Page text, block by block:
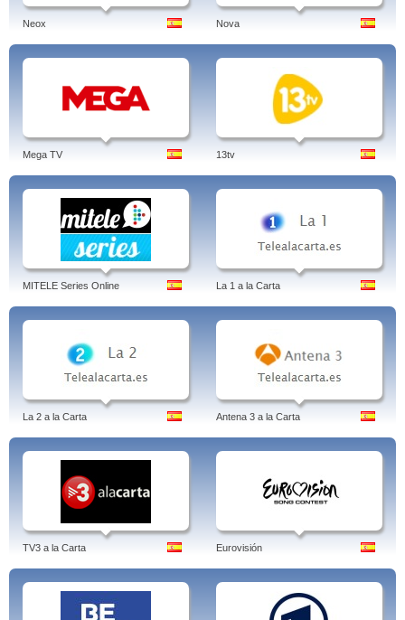
Neox Nova
Mega TV 13tv
MITELE Series Online La 1 a la Carta
La 2 a la Carta Antena 3 a la Carta
TV3 a la Carta Eurovisión